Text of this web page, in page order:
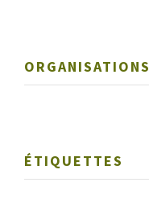
ORGANISATIONS
ÉTIQUETTES